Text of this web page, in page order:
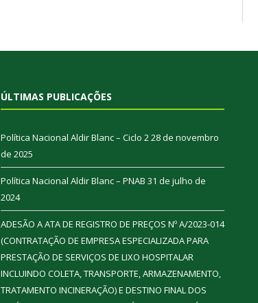
ÚLTIMAS PUBLICAÇÕES
Política Nacional Aldir Blanc – Ciclo 228 de novembro
de 2025
Política Nacional Aldir Blanc – PNAB 31 de julho de
2024
ADESÃO A ATA DE REGISTRO DE PREÇOS Nº A/2023-014
(CONTRATAÇÃO DE EMPRESA ESPECIALIZADA PARA
PRESTAÇÃO DE SERVIÇOS DE LIXO HOSPITALAR
INCLUINDO COLETA, TRANSPORTE, ARMAZENAMENTO,
TRATAMENTO INCINERAÇÃO) E DESTINO FINAL DOS